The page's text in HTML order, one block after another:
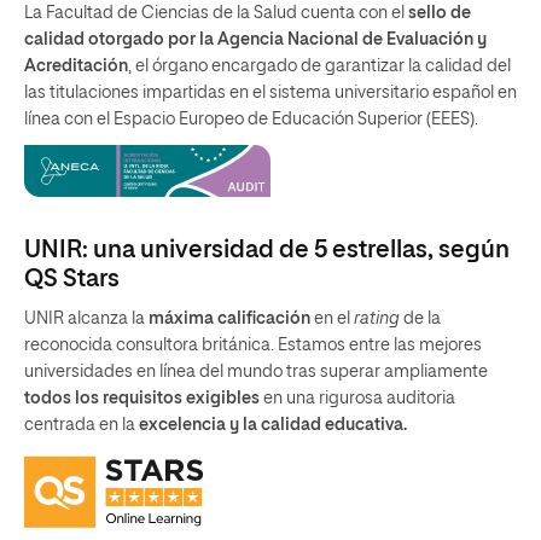
La Facultad de Ciencias de la Salud cuenta con el sello de
calidad otorgado por la Agencia Nacional de Evaluación y
Acreditación, el órgano encargado de garantizar la calidad del
las titulaciones impartidas en el sistema universitario español en
línea con el Espacio Europeo de Educación Superior (EEES).
UNIR: una universidad de 5 estrellas, según
QS Stars
UNIR alcanza la máxima calificación en el rating de la
reconocida consultora británica. Estamos entre las mejores
universidades en línea del mundo tras superar ampliamente
todos los requisitos exigibles en una rigurosa auditoria
centrada en la excelencia y la calidad educativa.